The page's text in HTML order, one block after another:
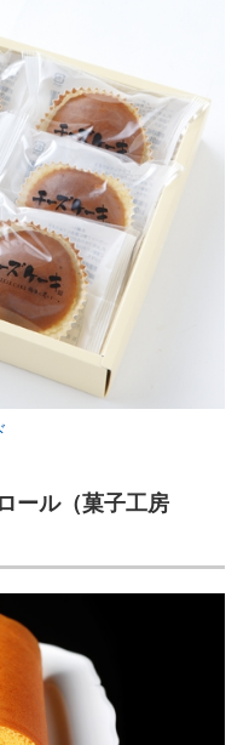
ール（菓子工房